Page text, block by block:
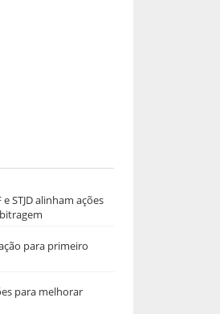
STJD alinham ações
para primeiro
para melhorar